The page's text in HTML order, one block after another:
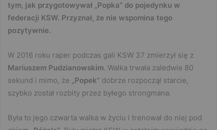
tym, jak przygotowywał „Popka” do pojedynku w
federacji KSW. Przyznał, że nie wspomina tego
pozytywnie.
W 2016 roku raper podczas gali KSW 37 zmierzył się z
Mariuszem Pudzianowskim. Walka trwała zaledwie 80
sekund i mimo, że
„Popek” dobrze rozpoczął starcie,
szybko został rozbity przez byłego strongmana.
Była to jego czwarta walka w życiu i trenował do niej pod